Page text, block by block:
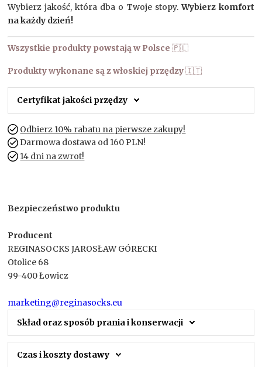
Wybierz jakość, która dba o Twoje stopy.Wybierz komfort
na każdy dzień!
Wszystkie produkty powstają w Polsce 🇵🇱
Produkty wykonane są z włoskiej przędzy🇮🇹
Certyfikat jakości przędzy
Odbierz 10% rabatu na pierwsze zakupy!
Darmowa dostawa od 160 PLN!
14 dni na zwrot!
Bezpieczeństwo produktu
Producent
REGINASOCKS JAROSŁAW GÓRECKI
Otolice 68
99-400 Łowicz
marketing@reginasocks.eu
Skład oraz sposób prania i konserwacji
Czas i koszty dostawy